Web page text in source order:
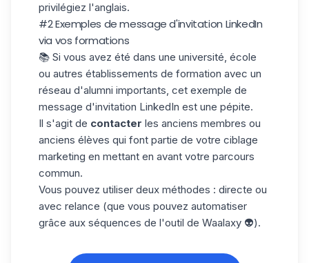
privilégiez l'anglais.
#2 Exemples de message d'invitation LinkedIn
via vos formations
📚 Si vous avez été dans une université, école
ou autres établissements de formation avec un
réseau d'alumni importants, cet exemple de
message d'invitation LinkedIn est une pépite.
Il s'agit de contacter les anciens membres ou
anciens élèves qui font partie de votre ciblage
marketing en mettant en avant votre parcours
commun.
Vous pouvez utiliser deux méthodes : directe ou
avec relance (que vous pouvez automatiser
grâce aux séquences de l'outil de Waalaxy 👽).